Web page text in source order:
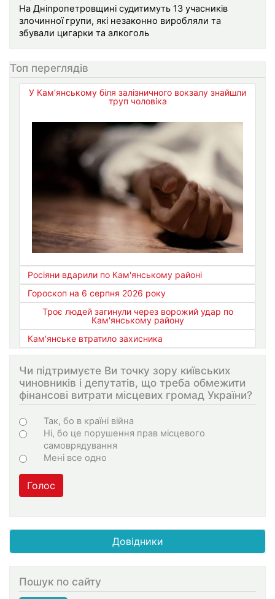
На Дніпропетровщині судитимуть 13 учасників
злочинної групи, які незаконно виробляли та
збували цигарки та алкоголь
Топ переглядів
У Кам’янському біля залізничного вокзалу знайшли
труп чоловіка
Росіяни вдарили по Кам'янському районі
Гороскоп на 6 серпня 2026 року
Троє людей загинули через ворожий удар по
Кам'янському району
Кам'янське втратило захисника
Чи підтримуєте Ви точку зору київських
чиновників і депутатів, що треба обмежити
фінансові витрати місцевих громад України?
Варіанти
Так, бо в країні війна
Ні, бо це порушення прав місцевого
самоврядування
Мені все одно
Голос
Довідники
Пошук по сайту